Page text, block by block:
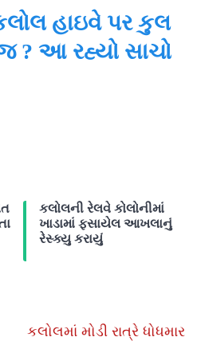
હાઇવે પર કુલ
? આ રહ્યો સાચો
કલોલની રેલવે કોલોનીમાં
ખાડામાં ફસાયેલ આખલાનું
રેસ્ક્યુ કરાયું
કલોલમાં મોડી રાત્રે ધોધમાર